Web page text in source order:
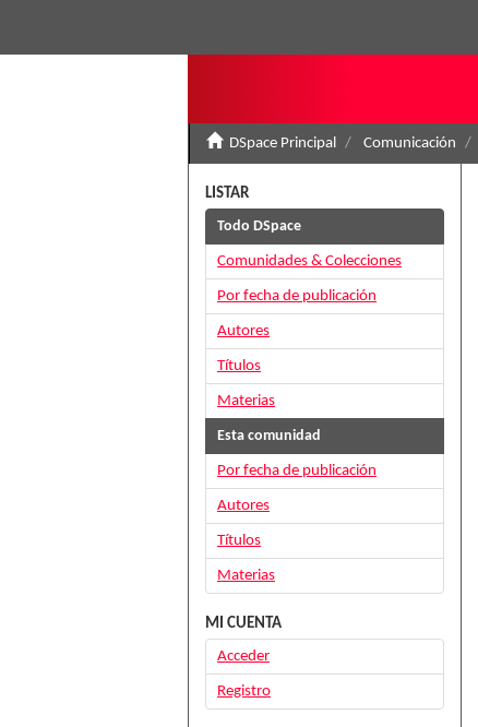
DSpace Principal Comunicación
LISTAR
Todo DSpace
Comunidades & Colecciones
Por fecha de publicación
Autores
Títulos
Materias
Esta comunidad
Por fecha de publicación
Autores
Títulos
Materias
MI CUENTA
Acceder
Registro